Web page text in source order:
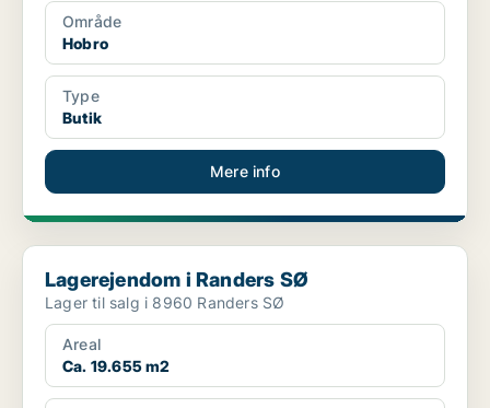
Område
Hobro
Type
Butik
Mere info
Lagerejendom i Randers SØ
Lagerejendom i Randers SØ
Lager til salg i 8960 Randers SØ
Areal
Ca. 19.655 m2